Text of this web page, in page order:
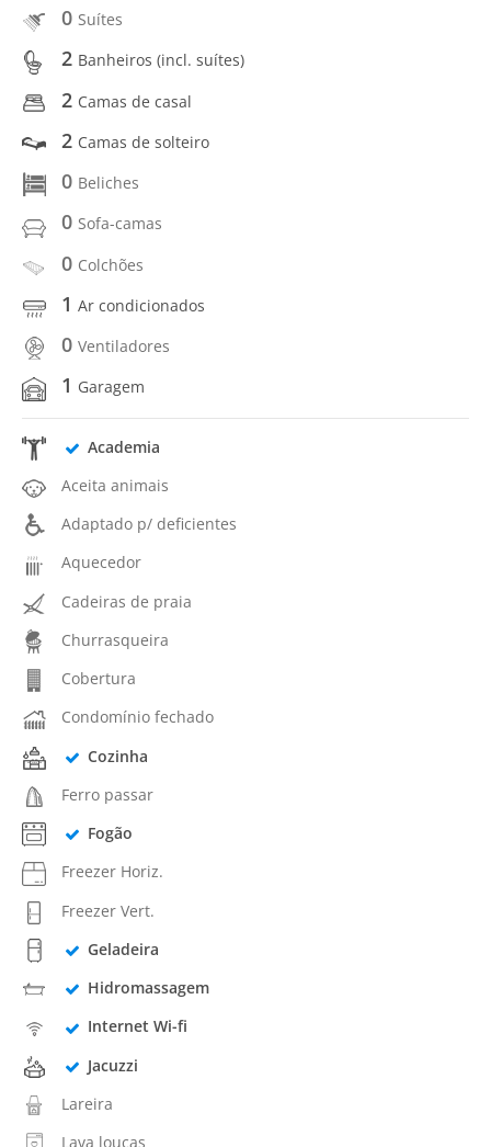
0 Suítes
2 Banheiros (incl. suítes)
2 Camas de casal
2 Camas de solteiro
0 Beliches
0 Sofa-camas
0 Colchões
1 Ar condicionados
0 Ventiladores
1 Garagem
Academia
Aceita animais
Adaptado p/ deficientes
Aquecedor
Cadeiras de praia
Churrasqueira
Cobertura
Condomínio fechado
Cozinha
Ferro passar
Fogão
Freezer Horiz.
Freezer Vert.
Geladeira
Hidromassagem
Internet Wi-fi
Jacuzzi
Lareira
Lava louças